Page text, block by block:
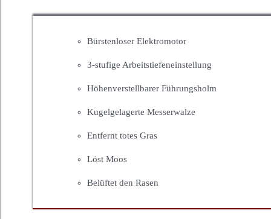
Bürstenloser Elektromotor
3-stufige Arbeitstiefeneinstellung
Höhenverstellbarer Führungsholm
Kugelgelagerte Messerwalze
Entfernt totes Gras
Löst Moos
Belüftet den Rasen